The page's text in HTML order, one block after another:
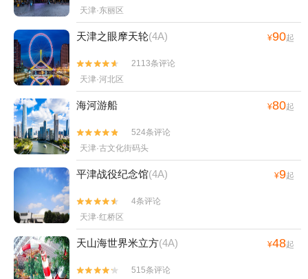
天津·东丽区
天津之眼摩天轮(4A) ¥90起


2113条评论
天津·河北区
海河游船 ¥80起


524条评论
天津·古文化街码头
平津战役纪念馆(4A) ¥9起


4条评论
天津·红桥区
天山海世界米立方(4A) ¥48起

 515条评论